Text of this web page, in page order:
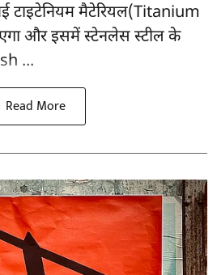
टाइटेनियम मैटेरियल(Titanium
और इसमें स्टेनलेस स्टील के
...
Read More